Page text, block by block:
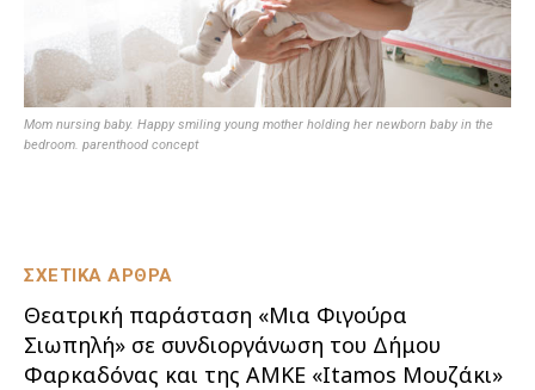
ΣΧΕΤΙΚΑ ΑΡΘΡΑ
Θεατρική παράσταση «Μια Φιγούρα
Σιωπηλή» σε συνδιοργάνωση του Δήμου
Φαρκαδόνας και της ΑΜΚΕ «Itamos Μουζάκι»
Mom nursing baby. Happy smiling young mother holding her newborn baby in the
bedroom. parenthood concept